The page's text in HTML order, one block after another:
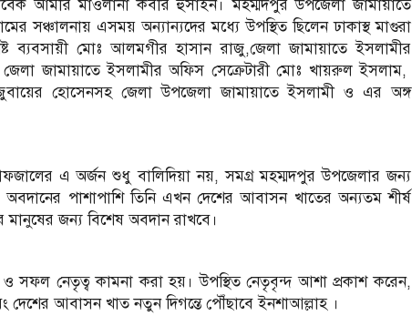
আমীর মাওলানা কবীর হুসাইন। মহম্মদপুর উপজেলা জামায়াতে
সঞ্চালনায় এসময় অন্যান্যদের মধ্যে উপস্থিত ছিলেন ঢাকাস্থ মাগুরা
ব্যবসায়ী মোঃ আলমগীর হাসান রাজু,জেলা জামায়াতে ইসলামীর
জেলা জামায়াতে ইসলামীর অফিস সেক্রেটারী মোঃ খায়রুল ইসলাম,
হোসেনসহ জেলা উপজেলা জামায়াতে ইসলামী ও এর অঙ্গ
এ অর্জন শুধু বালিদিয়া নয়, সমগ্র মহম্মদপুর উপজেলার জন্য
অবদানের পাশাপাশি তিনি এখন দেশের আবাসন খাতের অন্যতম শীর্ষ
জন্য বিশেষ অবদান রাখবে।
সফল নেতৃত্ব কামনা করা হয়। উপস্থিত নেতৃবৃন্দ আশা প্রকাশ করেন,
আবাসন খাত নতুন দিগন্তে পৌঁছাবে ইনশাআল্লাহ ।